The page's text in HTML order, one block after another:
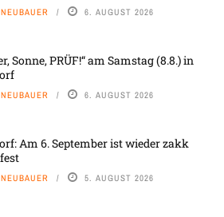
6. AUGUST 2026
Sonne, PRÜF!“ am Samstag (8.8.) in
6. AUGUST 2026
Am 6. September ist wieder zakk
5. AUGUST 2026